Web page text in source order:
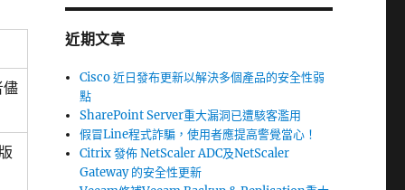
儘
字:
近期文章
Cisco 近日發布更新以解決多個產品的安全性弱
點
SharePoint Server重大漏洞已遭駭客濫用
假冒Line程式詐騙，使用者應提高警覺當心！
Citrix 發佈 NetScaler ADC及NetScaler
Gateway 的安全性更新